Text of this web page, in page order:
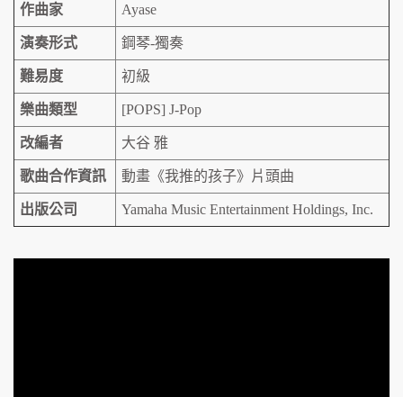
作曲家 Ayase
演奏形式 鋼琴-獨奏
難易度 初級
樂曲類型 [POPS] J-Pop
改編者 大谷 雅
歌曲合作資訊 動畫《我推的孩子》片頭曲
出版公司 Yamaha Music Entertainment Holdings, Inc.